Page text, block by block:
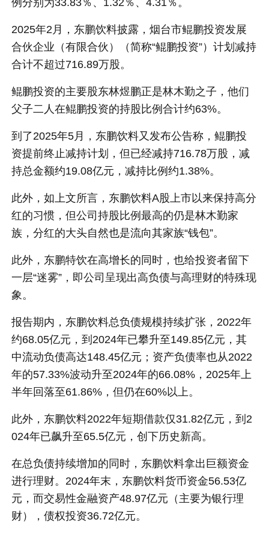
例分别为33.83％、1.32％、4.31％。
2025年2月，东鹏饮料披露，烟台市鲲鹏投资发展
合伙企业（有限合伙）（简称“鲲鹏投资”）计划减持
合计不超过716.89万股。
鲲鹏投资的主要股东林煜鹏正是林木勤之子，他们
父子二人在鲲鹏投资的持股比例合计约63%。
到了2025年5月，东鹏饮料又发布公告称，鲲鹏投
资提前终止减持计划，但已经减持716.78万股，减
持总金额约19.08亿元，减持比例约1.38%。
此外，如上文所言，东鹏饮料A股上市以来保持高分
红的习惯，但公司持股比例最高的仍是林木勤家
族，分红的大头自然也是流向其家族“钱包”。
此外，东鹏特饮在高增长的同时，也给投资者留下
一层“迷雾”，即公司呈现出高负债与高理财的特殊现
象。
报告期内，东鹏饮料总负债规模持续扩张，2022年
约68.05亿元，到2024年已攀升至149.85亿元，其
中流动负债高达148.45亿元；资产负债率也从2022
年的57.33%波动升至2024年的66.08%，2025年上
半年回落至61.86%，但仍在60%以上。
此外，东鹏饮料2022年短期借款仅31.82亿元，到2
024年已飙升至65.5亿元，创下历史新高。
在总负债持续增加的同时，东鹏饮料拿出巨额资金
进行理财。2024年末，东鹏饮料货币资金56.53亿
元，而交易性金融资产48.97亿元（主要为银行理
财），债权投资36.72亿元。